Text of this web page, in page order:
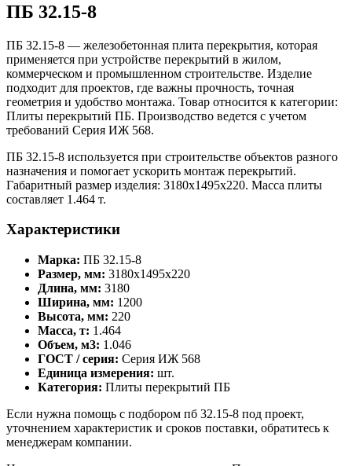
ПБ 32.15-8
ПБ 32.15-8 — железобетонная плита перекрытия, которая
применяется при устройстве перекрытий в жилом,
коммерческом и промышленном строительстве. Изделие
подходит для проектов, где важны прочность, точная
геометрия и удобство монтажа. Товар относится к категории:
Плиты перекрытий ПБ. Производство ведется с учетом
требований Серия ИЖ 568.
ПБ 32.15-8 используется при строительстве объектов разного
назначения и помогает ускорить монтаж перекрытий.
Габаритный размер изделия: 3180x1495x220. Масса плиты
составляет 1.464 т.
Характеристики
Марка: ПБ 32.15-8
Размер, мм: 3180x1495x220
Длина, мм: 3180
Ширина, мм: 1200
Высота, мм: 220
Масса, т: 1.464
Объем, м3: 1.046
ГОСТ / серия: Серия ИЖ 568
Единица измерения: шт.
Категория: Плиты перекрытий ПБ
Если нужна помощь с подбором пб 32.15-8 под проект,
уточнением характеристик и сроков поставки, обратитесь к
менеджерам компании.